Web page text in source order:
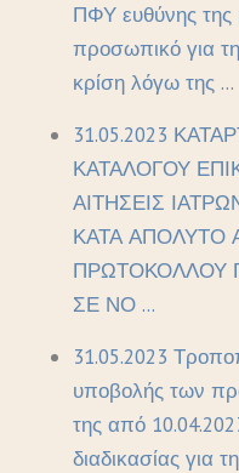
ΠΦΥ ευθύνης της
προσωπικό για
κρίση λόγω της ...
31.05.2023
ΚΑΤΑΛΟΓΟΥ
ΑΙΤΗΣΕΙΣ
ΚΑΤΑ ΑΠΟΛΥΤΟ
ΠΡΩΤΟΚΟΛΛΟΥ
ΣΕ ΝΟ ...
31.05.2023
υποβολής των
της από
διαδικασίας για